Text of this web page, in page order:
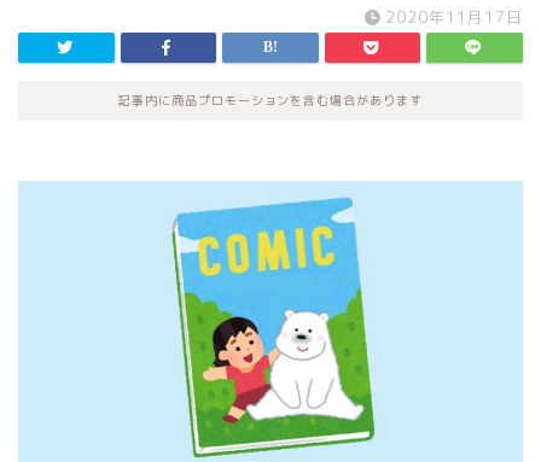
2020年11月17日
記事内に商品プロモーションを含む場合があります